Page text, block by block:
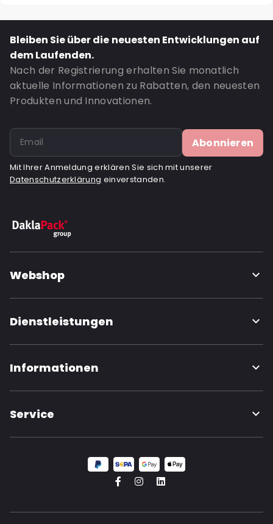
Bleiben Sie über die neuesten Entwicklungen auf
dem Laufenden.
Nach der Registrierung erhalten Sie monatlich
aktuelle Informationen zu Rabatten, den neuesten
Produkten und Innovationen.
Abonnieren
Mit Ihrer Anmeldung erklären Sie sich mit unserer
Datenschutzerklärung einverstanden.
Webshop
Dienstleistungen
Informationen
Service